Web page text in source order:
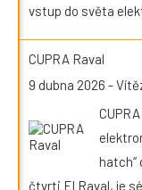
vstup do světa
CUPRA Raval
9 dubna 2026 -
hatch“
čtvrti El Raval, je